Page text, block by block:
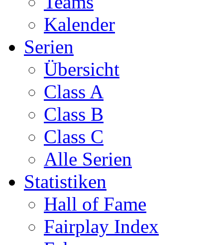
Kalender
Serien
Übersicht
Class A
Class B
Class C
Alle Serien
Statistiken
Hall of Fame
Fairplay Index